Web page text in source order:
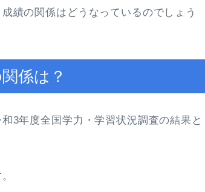
績の関係はどうなっているのでしょう
係は？
3年度全国学力・学習状況調査の結果と